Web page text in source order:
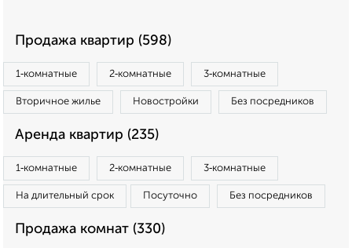
Продажа квартир (598)
1‑комнатные 2‑комнатные 3‑комнатные
Вторичное жилье Новостройки Без посредников
Аренда квартир (235)
1‑комнатные 2‑комнатные 3‑комнатные
На длительный срок Посуточно Без посредников
Продажа комнат (330)